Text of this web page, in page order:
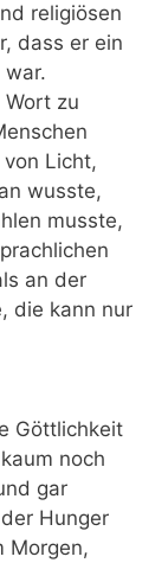
religiösen
dass er ein
war.
zu
Licht,
wusste,
musste,
an der
die kann nur
Göttlichkeit
noch
gar
Hunger
Morgen,